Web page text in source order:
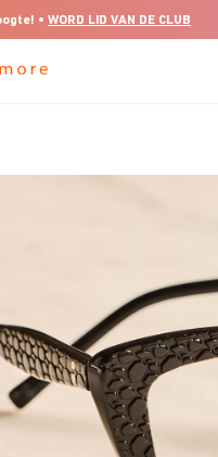
• WORD LID VAN DE CLUB